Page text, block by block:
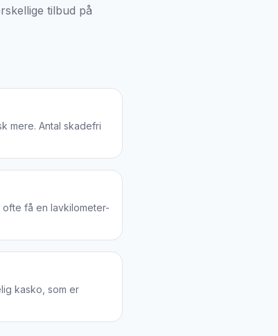
tilbud på
mere. Antal skadefri
få en lavkilometer-
kasko, som er